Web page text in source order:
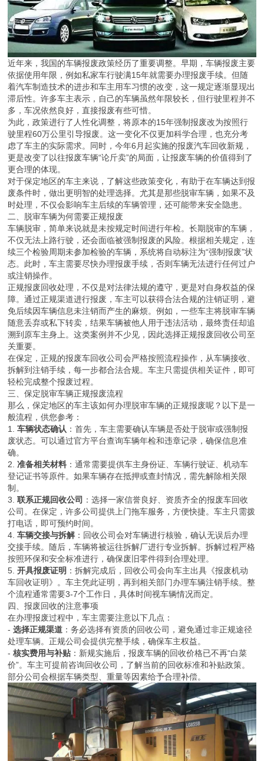
近年来，我国的车辆报废政策经历了重要调整。早期，车辆报废主要
依据使用年限，例如私家车行驶满15年就需要办理报废手续。但随
着汽车制造技术的进步和车主用车习惯的改变，这一规定逐渐显现出
滞后性。许多车主表示，自己的车辆虽然年限较长，但行驶里程并不
多，车况依然良好，直接报废有些可惜。
为此，政策进行了人性化调整，将原本的15年强制报废改为按照行
驶里程60万公里引导报废。这一变化不仅更加科学合理，也充分考
虑了车主的实际需求。同时，今年6月起实施的报废汽车回收新规，
更是改变了以往报废车辆“论斤卖”的局面，让报废车辆的价值得到了
更合理的体现。
对于保定地区的车主来说，了解这些政策变化，有助于在车辆达到报
废条件时，做出更明智的处理选择。尤其是那些脱审车辆，如果不及
时处理，不仅会影响车主后续的车辆管理，还可能带来安全隐患。
二、脱审车辆为何需要正规报废
车辆脱审，简单来说就是未按规定时间进行年检。长期脱审的车辆，
不仅无法上路行驶，还会面临被强制报废的风险。根据相关规定，连
续三个检验周期未参加检验的车辆，系统将自动标注为“强制报废”状
态。此时，车主需要尽快办理报废手续，否则车辆无法进行任何过户
或注销操作。
正规报废回收处理，不仅是对法律法规的遵守，更是对自身权益的保
障。通过正规渠道进行报废，车主可以获得合法合规的注销证明，避
免后续因车辆信息未注销而产生的麻烦。例如，一些车主将脱审车辆
随意丢弃或私下转卖，结果车辆被他人用于违法活动，最终责任却追
溯到原车主身上。这类案例并不少见，因此选择正规报废回收公司至
关重要。
在保定，正规的报废车回收公司会严格按照流程操作，从车辆接收、
拆解到注销手续，每一步都合法合规。车主只需提供相关证件，即可
轻松完成整个报废过程。
三、保定脱审车辆正规报废流程
那么，保定地区的车主该如何办理脱审车辆的正规报废呢？以下是一
般流程，供您参考：
1.车辆状态确认：首先，车主需要确认车辆是否处于脱审或强制报
废状态。可以通过官方平台查询车辆年检和违章记录，确保信息准
确。
2.准备相关材料：通常需要提供车主身份证、车辆行驶证、机动车
登记证书等原件。如果车辆存在抵押或查封情况，需先解除相关限
制。
3.联系正规回收公司：选择一家信誉良好、资质齐全的报废车回收
公司。在保定，许多公司提供上门拖车服务，方便快捷。车主只需拨
打电话，即可预约时间。
4.车辆交接与拆解：回收公司会对车辆进行核验，确认无误后办理
交接手续。随后，车辆将被运往拆解厂进行专业拆解。拆解过程严格
按照环保和安全标准进行，确保废旧零件得到合理处理。
5.开具报废证明：拆解完成后，回收公司会向车主出具《报废机动
车回收证明》。车主凭此证明，再到相关部门办理车辆注销手续。整
个流程通常需要3-7个工作日，具体时间视车辆情况而定。
四、报废回收的注意事项
在办理报废过程中，车主需要注意以下几点：
-选择正规渠道：务必选择有资质的回收公司，避免通过非正规途径
处理车辆。正规公司会提供完整手续，确保车主权益。
-核实费用与补贴：新规实施后，报废车辆的回收价格已不再“白菜
价”。车主可提前咨询回收公司，了解当前的回收标准和补贴政策。
部分公司会根据车辆类型、重量等因素给予合理补偿。